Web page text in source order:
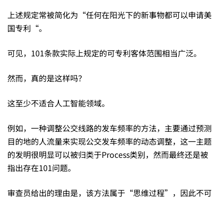
对？
上述规定常被简化为“任何在阳光下的新事物都可以申请美
国专利“。
可见，101条款实际上规定的可专利客体范围相当广泛。
然而，真的是这样吗？
这至少不适合人工智能领域。
例如，一种调整公交线路的发车频率的方法，主要通过预测
目的地的人流量来实现公交发车频率的动态调整，这一主题
的发明很明显可以被归类于Process类别，然而最终还是被
指出存在101问题。
审查员给出的理由是，该方法属于“思维过程”，因此不可